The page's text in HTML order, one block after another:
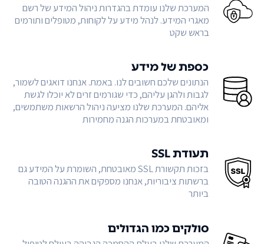
המערכת שלנו עומדת בהגדרות ניהול המידע של רשם
מאגרי המידע. לנהל מידע על לקוחות, מטופלים ותורמים
בראש שקט
כספת של מידע
הנתונים שלכם חשובים לנו. באמת. אנחנו דואגים לשמור,
לגבות ולהגן עליהם, כדי שגורמים זרים לא יוכלו לגשת
אליהם. המערכת שלנו מציעה ניהול הרשאות משתמשים,
ומאובטחת במערכות הגנה מחמירות
תעודת SSL
בזכות תקשורת SSL מאובטחת, השומרת על המידע גם
ברשתות ציבוריות, אנחנו מספקים את ההגנה הטובה
ביותר
סולקים כמו הגדולים